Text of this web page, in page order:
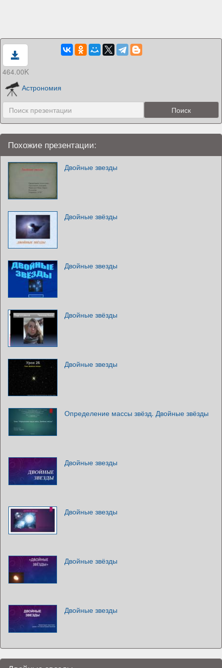
464.00K
Астрономия
Похожие презентации:
Двойные звезды
Двойные звёзды
Двойные звезды
Двойные звёзды
Двойные звезды
Определение массы звёзд. Двойные звёзды
Двойные звезды
Двойные звезды
Двойные звёзды
Двойные звезды